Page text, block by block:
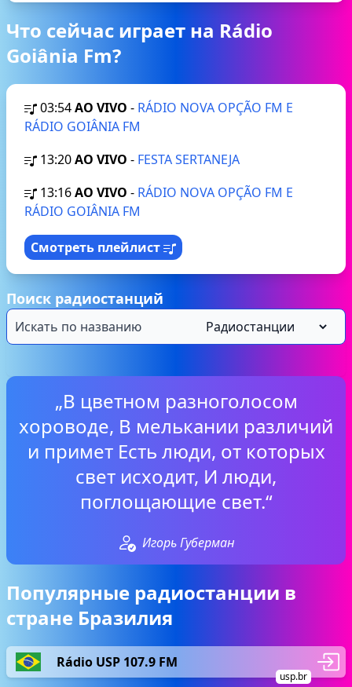
Что сейчас играет на Rádio
Goiânia Fm?
03:54AO VIVO - RÁDIO NOVA OPÇÃO FM E
RÁDIO GOIÂNIA FM
13:20AO VIVO - FESTA SERTANEJA
13:16AO VIVO - RÁDIO NOVA OPÇÃO FM E
RÁDIO GOIÂNIA FM
Смотреть плейлист
Поиск радиостанций
„В цветном разноголосом
хороводе, В мелькании различий
и примет Есть люди, от которых
свет исходит, И люди,
поглощающие свет.“
Игорь Губерман
Популярные радиостанции в
стране Бразилия
Rádio USP 107.9 FM
usp.br